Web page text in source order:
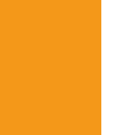
? », pour les
leur